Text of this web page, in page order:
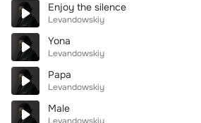
Enjoy the silence
Levandowskiy
Yona
Levandowskiy
Papa
Levandowskiy
Male